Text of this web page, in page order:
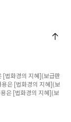
[법화경의 지혜](보급판
은 [법화경의 지혜](보
은 [법화경의 지혜](보